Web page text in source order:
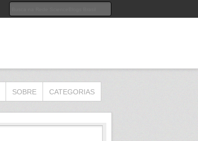
SOBRE CATEGORIAS